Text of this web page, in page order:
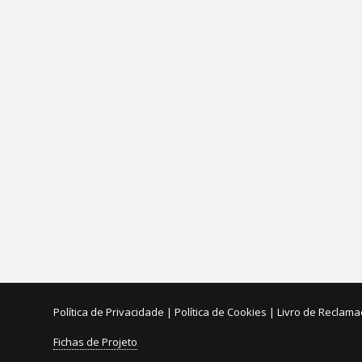
Política de Privacidade | Política de Cookies | Livro de
Fichas de Projeto